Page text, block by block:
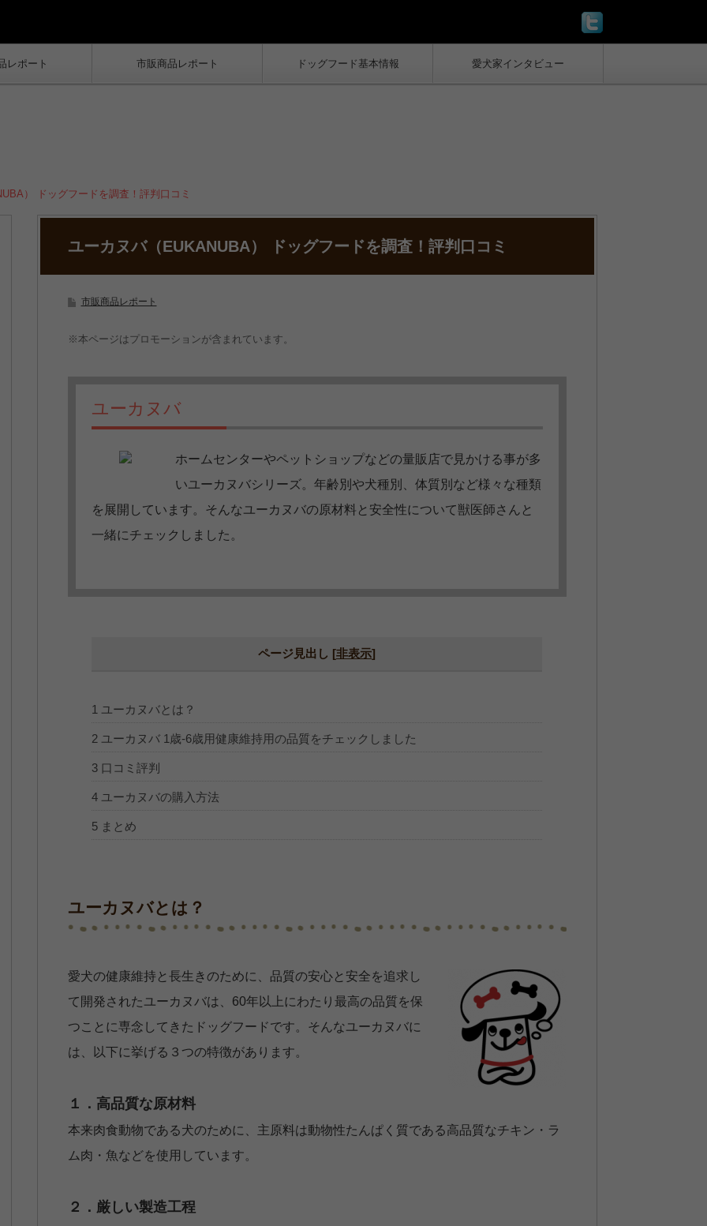
レポート 市販商品レポート ドッグフード基本情報 愛犬家インタビュー
） ドッグフードを調査！評判口コミ
ユーカヌバ（EUKANUBA） ドッグフードを調査！評判口コミ
市販商品レポート
※本ページはプロモーションが含まれています。
ユーカヌバ
ホームセンターやペットショップなどの量販店で見かける事が多
いユーカヌバシリーズ。年齢別や犬種別、体質別など様々な種類
を展開しています。そんなユーカヌバの原材料と安全性について獣医師さんと
一緒にチェックしました。
ページ見出し [非表示]
1 ユーカヌバとは？
2ユーカヌバ 1歳-6歳用健康維持用の品質をチェックしました
3口コミ評判
4ユーカヌバの購入方法
5まとめ
ユーカヌバとは？
愛犬の健康維持と長生きのために、品質の安心と安全を追求し
て開発されたユーカヌバは、60年以上にわたり最高の品質を保
つことに専念してきたドッグフードです。そんなユーカヌバに
は、以下に挙げる３つの特徴があります。
１．高品質な原材料
本来肉食動物である犬のために、主原料は動物性たんぱく質である高品質なチキン・ラ
ム肉・魚などを使用しています。
２．厳しい製造工程